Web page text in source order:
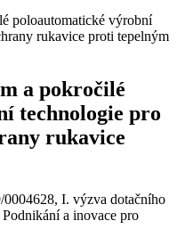
a pokročilé
technologie pro
rukavice
I. výzva dotačního
a inovace pro